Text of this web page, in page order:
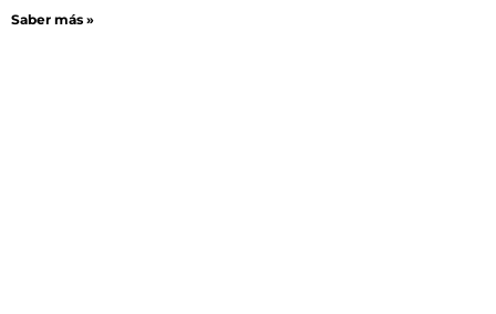
Saber más »